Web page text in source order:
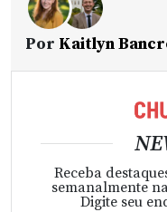
Por Kaitlyn
Receba
semanalmente
Digite seu